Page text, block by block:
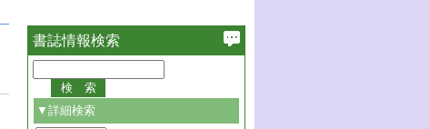
書誌情報検索
▼詳細検索